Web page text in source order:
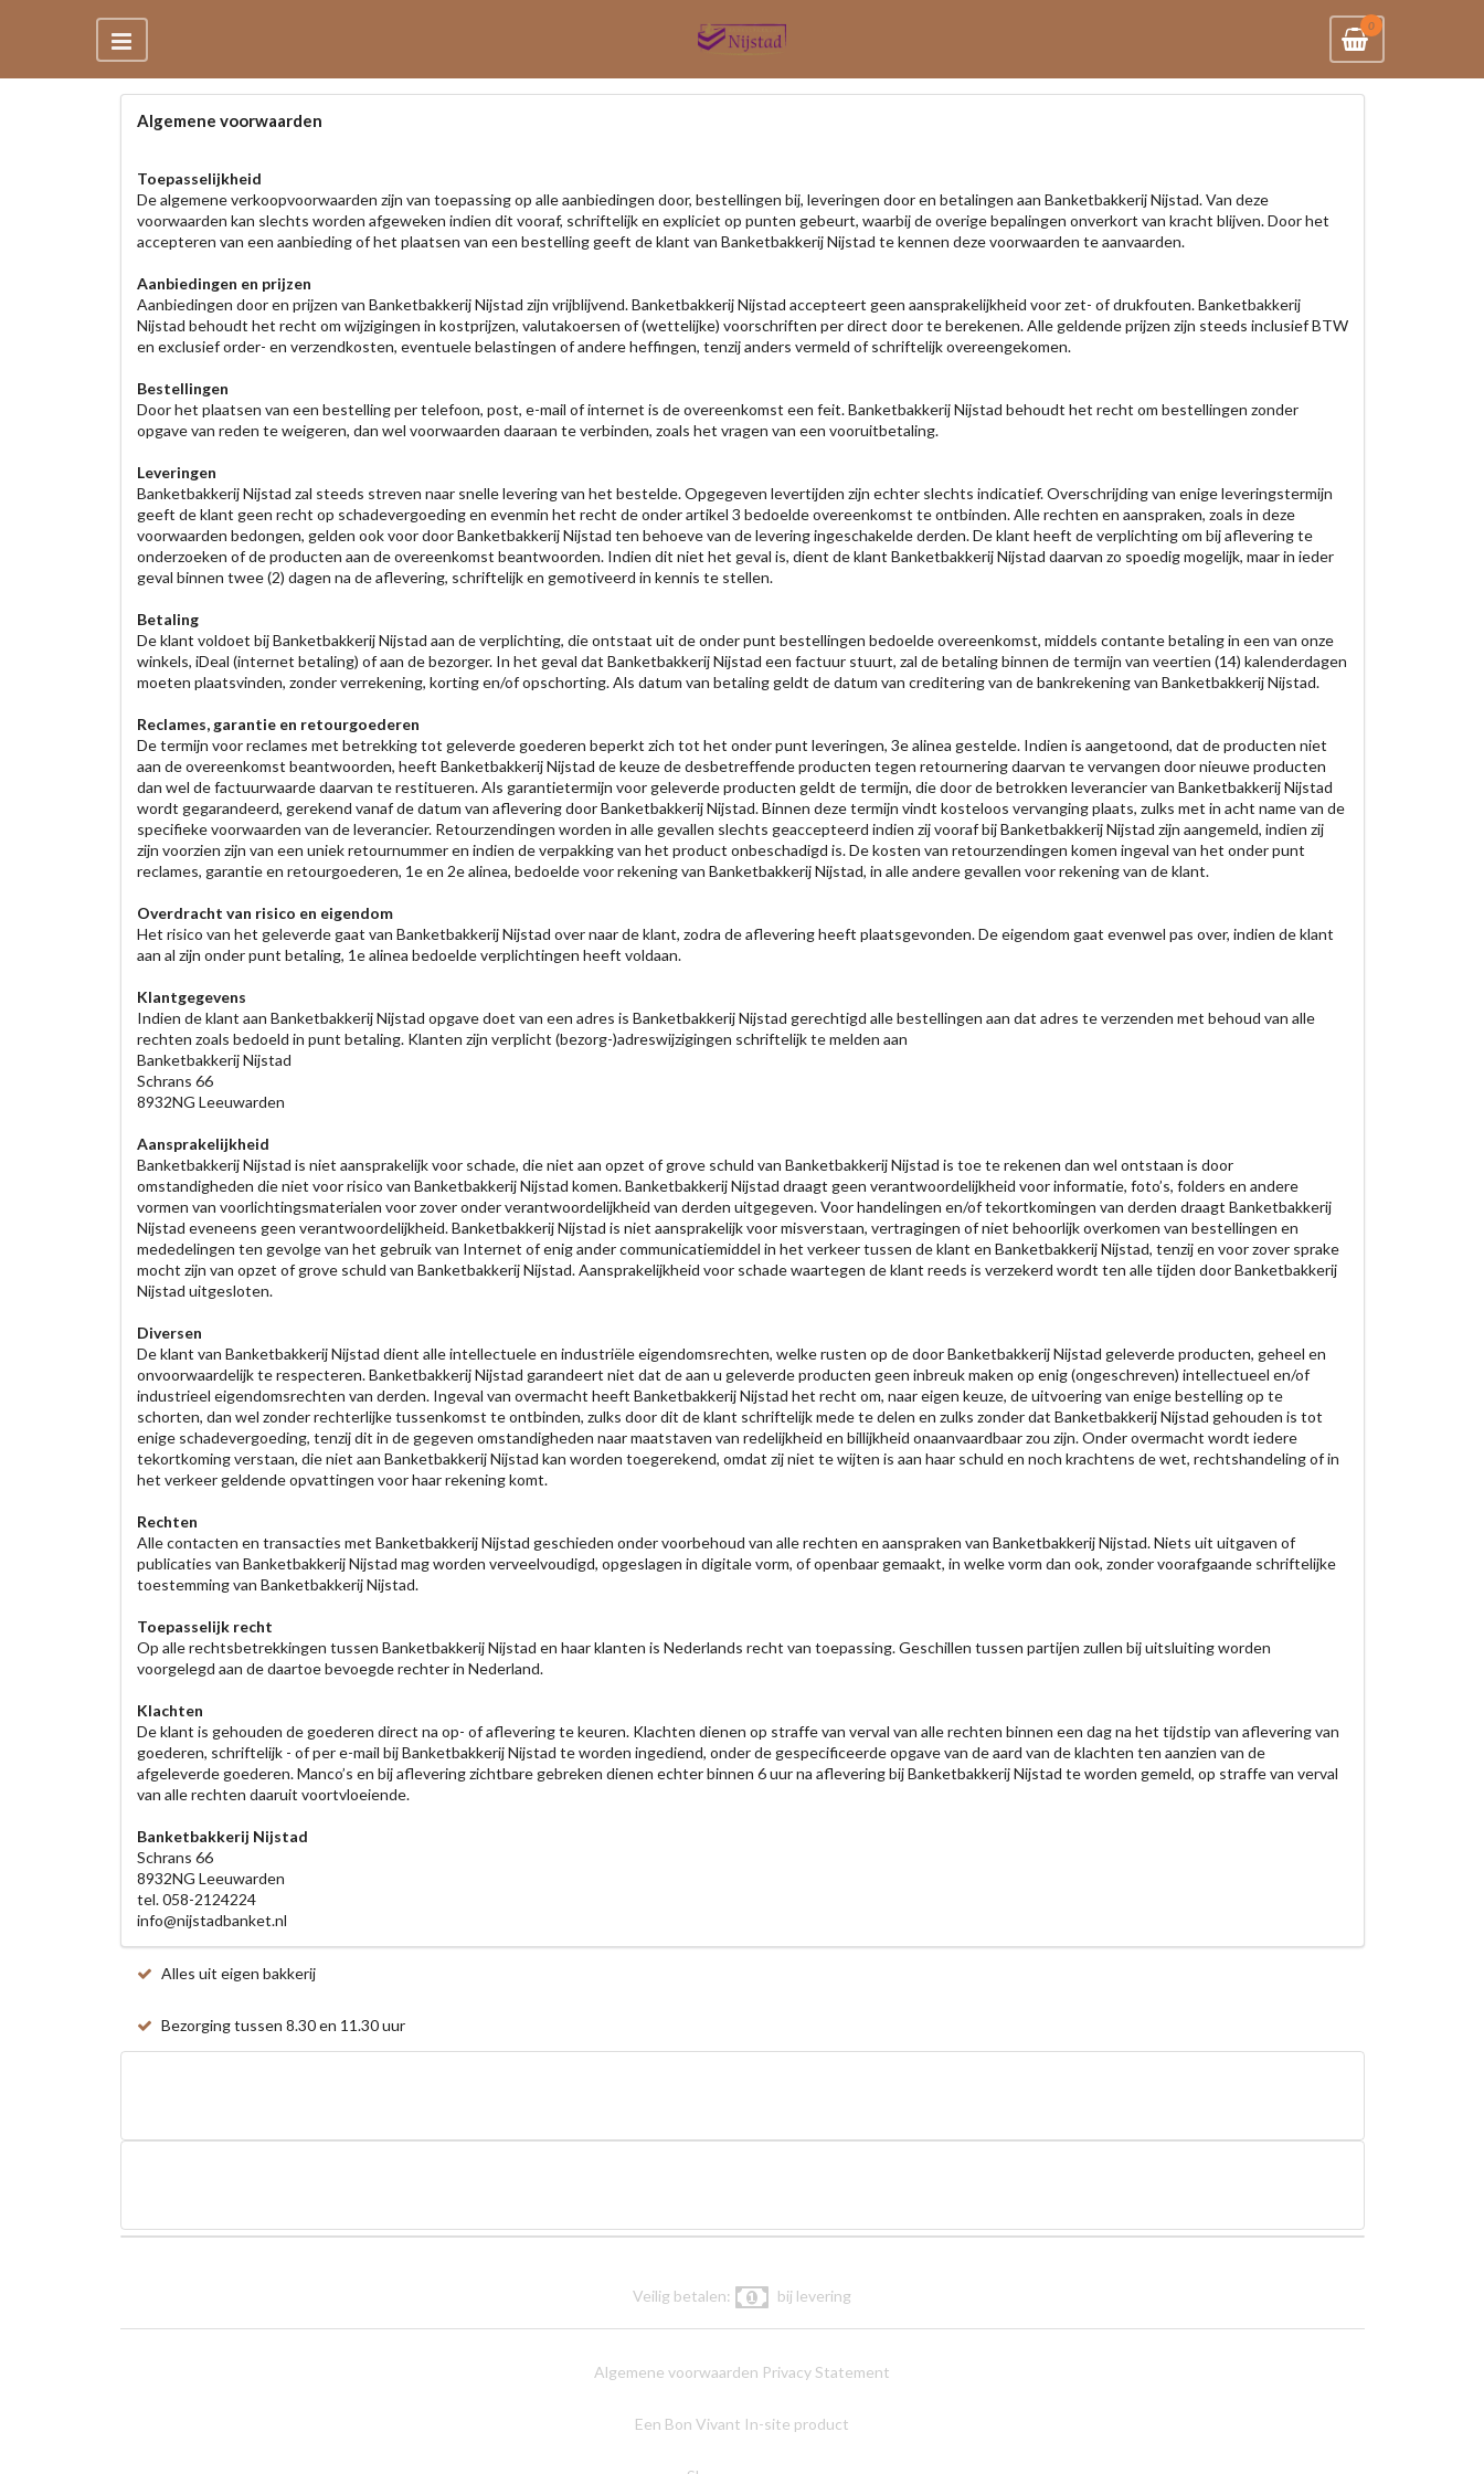
0
Algemene voorwaarden
Toepasselijkheid
De algemene verkoopvoorwaarden zijn van toepassing op alle aanbiedingen door, bestellingen bij, leveringen door en betalingen aan Banketbakkerij Nijstad. Van deze
voorwaarden kan slechts worden afgeweken indien dit vooraf, schriftelijk en expliciet op punten gebeurt, waarbij de overige bepalingen onverkort van kracht blijven. Door het
accepteren van een aanbieding of het plaatsen van een bestelling geeft de klant van Banketbakkerij Nijstad te kennen deze voorwaarden te aanvaarden.
Aanbiedingen en prijzen
Aanbiedingen door en prijzen van Banketbakkerij Nijstad zijn vrijblijvend. Banketbakkerij Nijstad accepteert geen aansprakelijkheid voor zet- of drukfouten. Banketbakkerij
Nijstad behoudt het recht om wijzigingen in kostprijzen, valutakoersen of (wettelijke) voorschriften per direct door te berekenen. Alle geldende prijzen zijn steeds inclusief BTW
en exclusief order- en verzendkosten, eventuele belastingen of andere heffingen, tenzij anders vermeld of schriftelijk overeengekomen.
Bestellingen
Door het plaatsen van een bestelling per telefoon, post, e-mail of internet is de overeenkomst een feit. Banketbakkerij Nijstad behoudt het recht om bestellingen zonder
opgave van reden te weigeren, dan wel voorwaarden daaraan te verbinden, zoals het vragen van een vooruitbetaling.
Leveringen
Banketbakkerij Nijstad zal steeds streven naar snelle levering van het bestelde. Opgegeven levertijden zijn echter slechts indicatief. Overschrijding van enige leveringstermijn
geeft de klant geen recht op schadevergoeding en evenmin het recht de onder artikel 3 bedoelde overeenkomst te ontbinden. Alle rechten en aanspraken, zoals in deze
voorwaarden bedongen, gelden ook voor door Banketbakkerij Nijstad ten behoeve van de levering ingeschakelde derden. De klant heeft de verplichting om bij aflevering te
onderzoeken of de producten aan de overeenkomst beantwoorden. Indien dit niet het geval is, dient de klant Banketbakkerij Nijstad daarvan zo spoedig mogelijk, maar in ieder
geval binnen twee (2) dagen na de aflevering, schriftelijk en gemotiveerd in kennis te stellen.
Betaling
De klant voldoet bij Banketbakkerij Nijstad aan de verplichting, die ontstaat uit de onder punt bestellingen bedoelde overeenkomst, middels contante betaling in een van onze
winkels, iDeal (internet betaling) of aan de bezorger. In het geval dat Banketbakkerij Nijstad een factuur stuurt, zal de betaling binnen de termijn van veertien (14) kalenderdagen
moeten plaatsvinden, zonder verrekening, korting en/of opschorting. Als datum van betaling geldt de datum van creditering van de bankrekening van Banketbakkerij Nijstad.
Reclames, garantie en retourgoederen
De termijn voor reclames met betrekking tot geleverde goederen beperkt zich tot het onder punt leveringen, 3e alinea gestelde. Indien is aangetoond, dat de producten niet
aan de overeenkomst beantwoorden, heeft Banketbakkerij Nijstad de keuze de desbetreffende producten tegen retournering daarvan te vervangen door nieuwe producten
dan wel de factuurwaarde daarvan te restitueren. Als garantietermijn voor geleverde producten geldt de termijn, die door de betrokken leverancier van Banketbakkerij Nijstad
wordt gegarandeerd, gerekend vanaf de datum van aflevering door Banketbakkerij Nijstad. Binnen deze termijn vindt kosteloos vervanging plaats, zulks met in acht name van de
specifieke voorwaarden van de leverancier. Retourzendingen worden in alle gevallen slechts geaccepteerd indien zij vooraf bij Banketbakkerij Nijstad zijn aangemeld, indien zij
zijn voorzien zijn van een uniek retournummer en indien de verpakking van het product onbeschadigd is. De kosten van retourzendingen komen ingeval van het onder punt
reclames, garantie en retourgoederen, 1e en 2e alinea, bedoelde voor rekening van Banketbakkerij Nijstad, in alle andere gevallen voor rekening van de klant.
Overdracht van risico en eigendom
Het risico van het geleverde gaat van Banketbakkerij Nijstad over naar de klant, zodra de aflevering heeft plaatsgevonden. De eigendom gaat evenwel pas over, indien de klant
aan al zijn onder punt betaling, 1e alinea bedoelde verplichtingen heeft voldaan.
Klantgegevens
Indien de klant aan Banketbakkerij Nijstad opgave doet van een adres is Banketbakkerij Nijstad gerechtigd alle bestellingen aan dat adres te verzenden met behoud van alle
rechten zoals bedoeld in punt betaling. Klanten zijn verplicht (bezorg-)adreswijzigingen schriftelijk te melden aan
Banketbakkerij Nijstad
Schrans 66
8932NG Leeuwarden
Aansprakelijkheid
Banketbakkerij Nijstad is niet aansprakelijk voor schade, die niet aan opzet of grove schuld van Banketbakkerij Nijstad is toe te rekenen dan wel ontstaan is door
omstandigheden die niet voor risico van Banketbakkerij Nijstad komen. Banketbakkerij Nijstad draagt geen verantwoordelijkheid voor informatie, foto’s, folders en andere
vormen van voorlichtingsmaterialen voor zover onder verantwoordelijkheid van derden uitgegeven. Voor handelingen en/of tekortkomingen van derden draagt Banketbakkerij
Nijstad eveneens geen verantwoordelijkheid. Banketbakkerij Nijstad is niet aansprakelijk voor misverstaan, vertragingen of niet behoorlijk overkomen van bestellingen en
mededelingen ten gevolge van het gebruik van Internet of enig ander communicatiemiddel in het verkeer tussen de klant en Banketbakkerij Nijstad, tenzij en voor zover sprake
mocht zijn van opzet of grove schuld van Banketbakkerij Nijstad. Aansprakelijkheid voor schade waartegen de klant reeds is verzekerd wordt ten alle tijden door Banketbakkerij
Nijstad uitgesloten.
Diversen
De klant van Banketbakkerij Nijstad dient alle intellectuele en industriële eigendomsrechten, welke rusten op de door Banketbakkerij Nijstad geleverde producten, geheel en
onvoorwaardelijk te respecteren. Banketbakkerij Nijstad garandeert niet dat de aan u geleverde producten geen inbreuk maken op enig (ongeschreven) intellectueel en/of
industrieel eigendomsrechten van derden. Ingeval van overmacht heeft Banketbakkerij Nijstad het recht om, naar eigen keuze, de uitvoering van enige bestelling op te
schorten, dan wel zonder rechterlijke tussenkomst te ontbinden, zulks door dit de klant schriftelijk mede te delen en zulks zonder dat Banketbakkerij Nijstad gehouden is tot
enige schadevergoeding, tenzij dit in de gegeven omstandigheden naar maatstaven van redelijkheid en billijkheid onaanvaardbaar zou zijn. Onder overmacht wordt iedere
tekortkoming verstaan, die niet aan Banketbakkerij Nijstad kan worden toegerekend, omdat zij niet te wijten is aan haar schuld en noch krachtens de wet, rechtshandeling of in
het verkeer geldende opvattingen voor haar rekening komt.
Rechten
Alle contacten en transacties met Banketbakkerij Nijstad geschieden onder voorbehoud van alle rechten en aanspraken van Banketbakkerij Nijstad. Niets uit uitgaven of
publicaties van Banketbakkerij Nijstad mag worden verveelvoudigd, opgeslagen in digitale vorm, of openbaar gemaakt, in welke vorm dan ook, zonder voorafgaande schriftelijke
toestemming van Banketbakkerij Nijstad.
Toepasselijk recht
Op alle rechtsbetrekkingen tussen Banketbakkerij Nijstad en haar klanten is Nederlands recht van toepassing. Geschillen tussen partijen zullen bij uitsluiting worden
voorgelegd aan de daartoe bevoegde rechter in Nederland.
Klachten
De klant is gehouden de goederen direct na op- of aflevering te keuren. Klachten dienen op straffe van verval van alle rechten binnen een dag na het tijdstip van aflevering van
goederen, schriftelijk - of per e-mail bij Banketbakkerij Nijstad te worden ingediend, onder de gespecificeerde opgave van de aard van de klachten ten aanzien van de
afgeleverde goederen. Manco’s en bij aflevering zichtbare gebreken dienen echter binnen 6 uur na aflevering bij Banketbakkerij Nijstad te worden gemeld, op straffe van verval
van alle rechten daaruit voortvloeiende.
Banketbakkerij Nijstad
Schrans 66
8932NG Leeuwarden
tel. 058-2124224
info@nijstadbanket.nl
Alles uit eigen bakkerij
Bezorging tussen 8.30 en 11.30 uur
Veilig betalen: bij levering
Algemene voorwaarden Privacy Statement
Een Bon Vivant In-site product